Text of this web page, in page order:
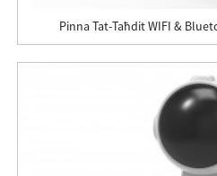
Pinna Tat-Taħdit WIFI &